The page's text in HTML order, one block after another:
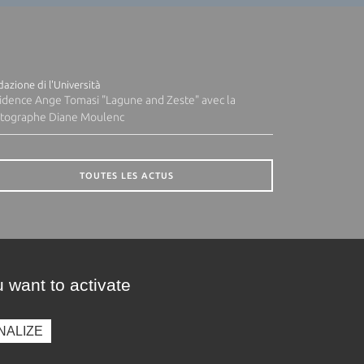
di l'Università
Ange Tomasi "Lagune and Zeste" avec la
Diane Moulenc
TOUTES LES ACTUS
want to activate